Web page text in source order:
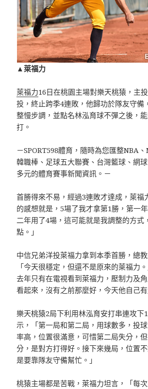
▲萊福力
萊福力16日在桃園主場對樂天桃猿，主
投，終止跨季4連敗，他歸功於隊友守備
整慢步調，並點名林泓育球不彈之後，
打。
－SPORT598體育，隨時為您匯整NBA
韓職棒、足球五大聯賽、台灣籃球、網
多元的體育賽事新聞資訊。－
首勝得來不易，經過3連敗才達成，萊福
的感想就是，5場了我才拿第1勝，第一
二年用了4場，這可能就是我調整的方式
點。」
中信兄弟洋投萊福力拿到本季首勝，總教
「今天很穩定，但還不是原來的萊福力
去年只有在電視看到萊福力，壓制力及
看起來，沒有之前那麼好，今天他自己有
樂天桃猿2局下利用林泓育安打串連攻下
示，「第一局和第二局，用球數多，投
率高，位置很滿意，可惜第二局失分，
分，是對方打得好。接下來幾局，位置
是要靠隊友守備幫忙。」
桃猿主場都是苦戰，萊福力坦言，「每